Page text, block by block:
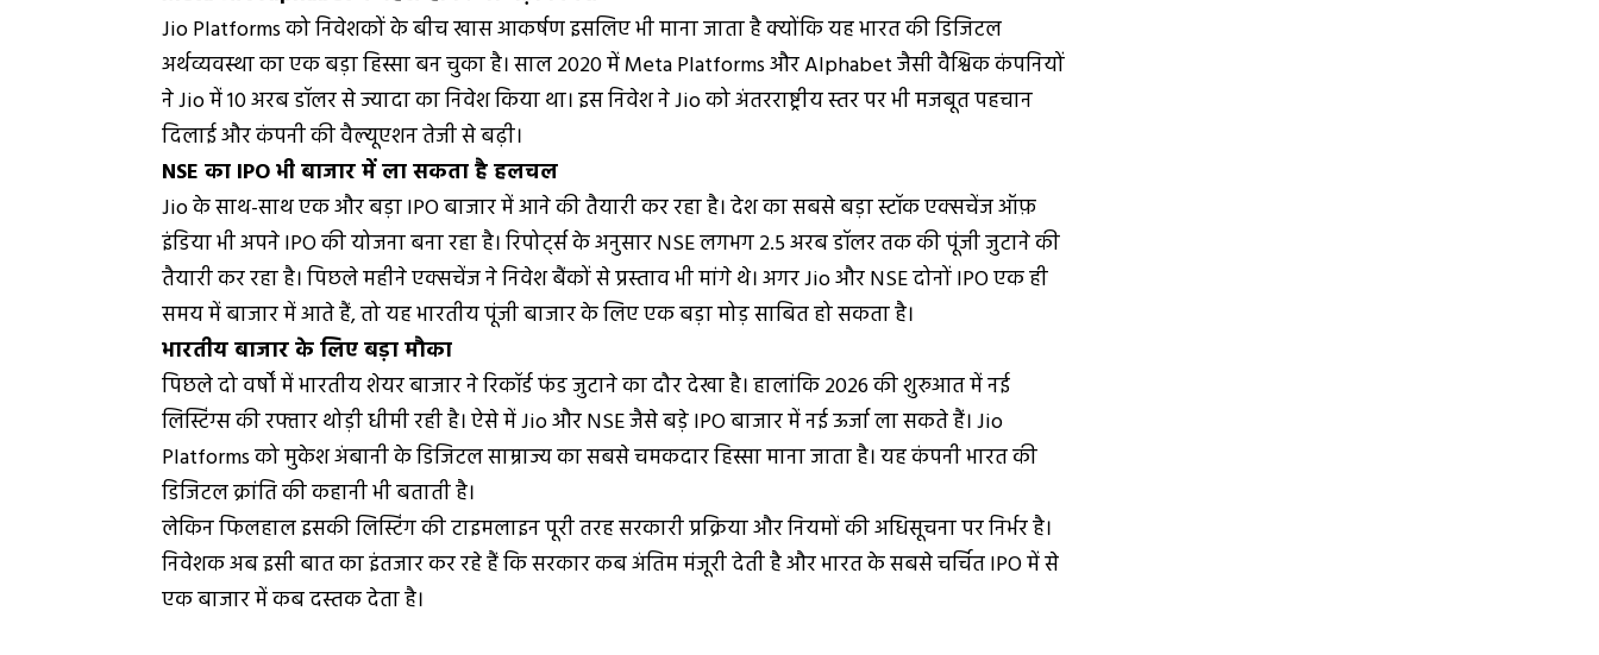
Jio Platforms को निवेशकों के बीच खास आकर्षण इसलिए भी माना जाता है क्योंकि यह भारत की डिजिटल
अर्थव्यवस्था का एक बड़ा हिस्सा बन चुका है। साल 2020 में Meta Platforms और Alphabet जैसी वैश्विक कंपनियों
ने Jio में 10 अरब डॉलर से ज्यादा का निवेश किया था। इस निवेश ने Jio को अंतरराष्ट्रीय स्तर पर भी मजबूत पहचान
दिलाई और कंपनी की वैल्यूएशन तेजी से बढ़ी।
NSE का IPO भी बाजार में ला सकता है हलचल
Jio के साथ-साथ एक और बड़ा IPO बाजार में आने की तैयारी कर रहा है। देश का सबसे बड़ा स्टॉक एक्सचेंज ऑफ़
इंडिया भी अपने IPO की योजना बना रहा है। रिपोर्ट्स के अनुसार NSE लगभग 2.5 अरब डॉलर तक की पूंजी जुटाने की
तैयारी कर रहा है। पिछले महीने एक्सचेंज ने निवेश बैंकों से प्रस्ताव भी मांगे थे। अगर Jio और NSE दोनों IPO एक ही
समय में बाजार में आते हैं, तो यह भारतीय पूंजी बाजार के लिए एक बड़ा मोड़ साबित हो सकता है।
भारतीय बाजार के लिए बड़ा मौका
पिछले दो वर्षों में भारतीय शेयर बाजार ने रिकॉर्ड फंड जुटाने का दौर देखा है। हालांकि 2026 की शुरुआत में नई
लिस्टिंग्स की रफ्तार थोड़ी धीमी रही है। ऐसे में Jio और NSE जैसे बड़े IPO बाजार में नई ऊर्जा ला सकते हैं। Jio
Platforms को मुकेश अंबानी के डिजिटल साम्राज्य का सबसे चमकदार हिस्सा माना जाता है। यह कंपनी भारत की
डिजिटल क्रांति की कहानी भी बताती है।
लेकिन फिलहाल इसकी लिस्टिंग की टाइमलाइन पूरी तरह सरकारी प्रक्रिया और नियमों की अधिसूचना पर निर्भर है।
निवेशक अब इसी बात का इंतजार कर रहे हैं कि सरकार कब अंतिम मंजूरी देती है और भारत के सबसे चर्चित IPO में से
एक बाजार में कब दस्तक देता है।